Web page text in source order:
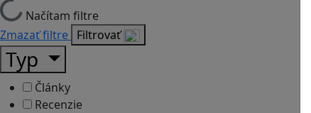
Načítam filtre
Zmazať filtre Filtrovať
Typ
Články
Recenzie